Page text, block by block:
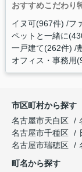
おすすめこだわり
イヌ可(967件) フ
ペットと一緒に
一戸建て(262件)
オフィス・事務用
市区町村から探す
名古屋市天白区
名古屋市千種区
名古屋市瑞穂区
町名から探す